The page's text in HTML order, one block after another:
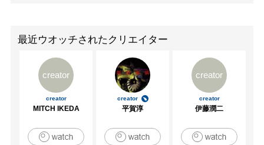
最近ウオッチされたクリエイター
creator
creator
MITCH IKEDA
creator
平賀淳
creator
creator
伊藤潤二